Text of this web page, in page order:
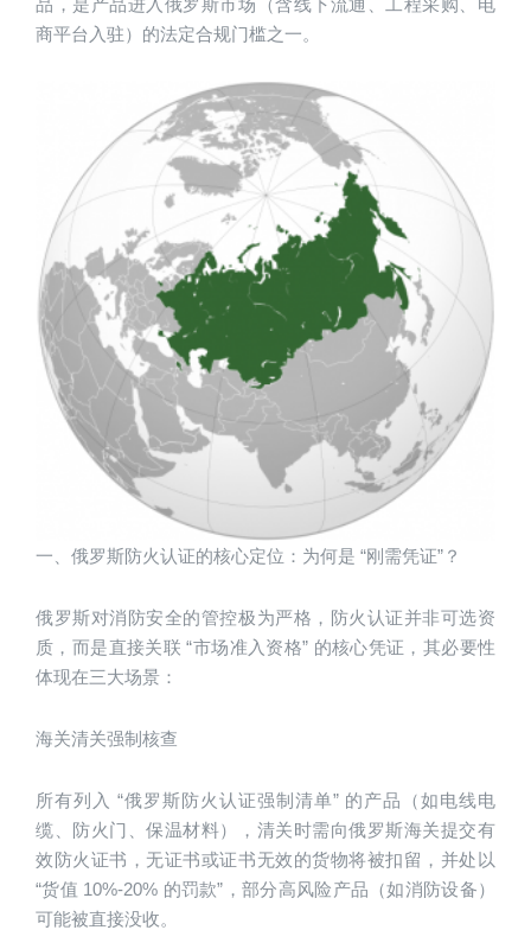
商平台入驻）的法定合规门槛之一。
一、俄罗斯防火认证的核心定位：为何是 “刚需凭证”？
俄罗斯对消防安全的管控极为严格，防火认证并非可选资
质，而是直接关联 “市场准入资格” 的核心凭证，其必要性
体现在三大场景：
海关清关强制核查
所有列入 “俄罗斯防火认证强制清单” 的产品（如电线电
缆、防火门、保温材料），清关时需向俄罗斯海关提交有
效防火证书，无证书或证书无效的货物将被扣留，并处以
“货值 10%-20% 的罚款”，部分高风险产品（如消防设备）
可能被直接没收。